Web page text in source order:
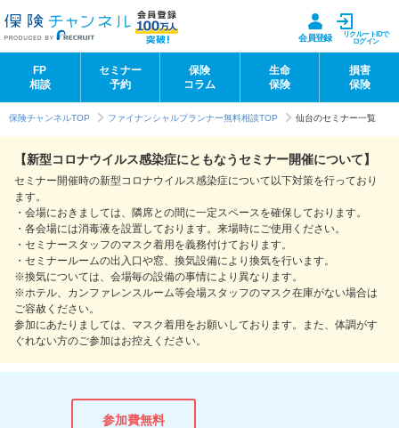
会員登録
リクルートIDで
ログイン
FP
相談
セミナー
予約
保険
コラム
生命
保険
損害
保険
保険チャンネルTOP ファイナンシャルプランナー無料相談TOP 仙台のセミナー一覧
【新型コロナウイルス感染症にともなうセミナー開催について】
セミナー開催時の新型コロナウイルス感染症について以下対策を行っており
ます。
・会場におきましては、隣席との間に一定スペースを確保しております。
・各会場には消毒液を設置しております。来場時にご使用ください。
・セミナースタッフのマスク着用を義務付けております。
・セミナールームの出入口や窓、換気設備により換気を行います。
※換気については、会場毎の設備の事情により異なります。
※ホテル、カンファレンスルーム等会場スタッフのマスク在庫がない場合は
ご容赦ください。
参加にあたりましては、マスク着用をお願いしております。また、体調がす
ぐれない方のご参加はお控えください。
参加費無料